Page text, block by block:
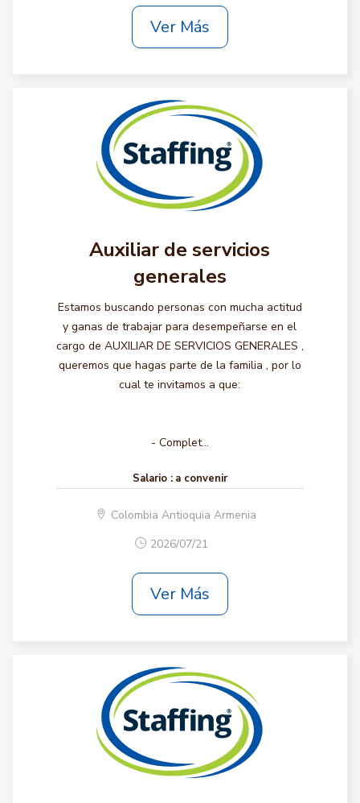
Ver Más
Auxiliar de servicios
generales
Estamos buscando personas con mucha actitud
y ganas de trabajar para desempeñarse en el
cargo de AUXILIAR DE SERVICIOS GENERALES ,
queremos que hagas parte de la familia , por lo
cual te invitamos a que:
- Complet...
Salario : a convenir
Colombia Antioquia Armenia
2026/07/21
Ver Más